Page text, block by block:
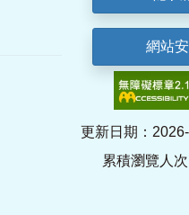
網站
更新日期：
累積瀏覽人